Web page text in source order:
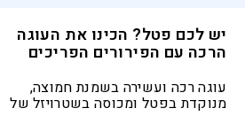
יש לכם פטל? הכינו את העוגה
הרכה עם הפירורים הפריכים
עוגה רכה ועשירה בשמנת חמוצה,
מנוקדת בפטל ומכוסה בשטרויזל של